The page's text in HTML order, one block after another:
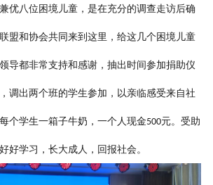
优八位 困境儿童，是在充分的调查走访后确
盟和协会共同来到这里，给这几个困境儿童
导都非常支持和感谢，抽出时间参加捐助仪
调出 两个班的学生参加，以亲临感受来自社
每个学生一箱子牛奶，一个人现金500元。 受助
好学习，长大成人，回报社会。